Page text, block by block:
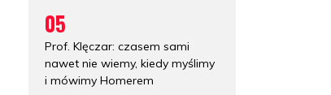
05
Prof. Klęczar: czasem sami
nawet nie wiemy, kiedy myślimy
i mówimy Homerem